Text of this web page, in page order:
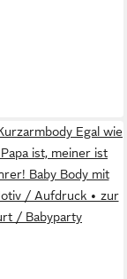
Egal wie
ist, meiner ist
Baby Body mit
/ Aufdruck • zur
/ Babyparty